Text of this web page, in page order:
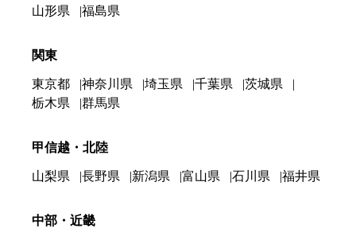
山形県
福島県
関東
東京都 神奈川県 埼玉県 千葉県
茨城県
栃木県
群馬県
甲信越・北陸
山梨県 長野県 新潟県 富山県 石川県 福井県
中部・近畿